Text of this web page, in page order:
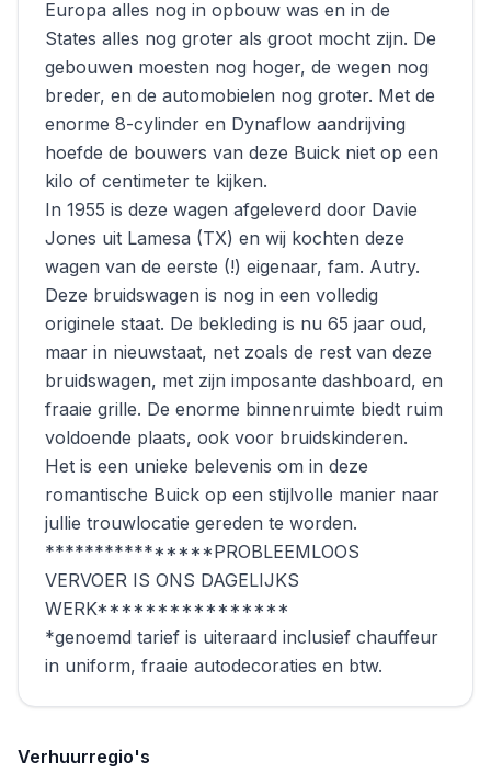
Europa alles nog in opbouw was en in de
States alles nog groter als groot mocht zijn. De
gebouwen moesten nog hoger, de wegen nog
breder, en de automobielen nog groter. Met de
enorme 8-cylinder en Dynaflow aandrijving
hoefde de bouwers van deze Buick niet op een
kilo of centimeter te kijken.
In 1955 is deze wagen afgeleverd door Davie
Jones uit Lamesa (TX) en wij kochten deze
wagen van de eerste (!) eigenaar, fam. Autry.
Deze bruidswagen is nog in een volledig
originele staat. De bekleding is nu 65 jaar oud,
maar in nieuwstaat, net zoals de rest van deze
bruidswagen, met zijn imposante dashboard, en
fraaie grille. De enorme binnenruimte biedt ruim
voldoende plaats, ook voor bruidskinderen.
Het is een unieke belevenis om in deze
romantische Buick op een stijlvolle manier naar
jullie trouwlocatie gereden te worden.
****************PROBLEEMLOOS
VERVOER IS ONS DAGELIJKS
WERK****************
*genoemd tarief is uiteraard inclusief chauffeur
in uniform, fraaie autodecoraties en btw.
Verhuurregio's